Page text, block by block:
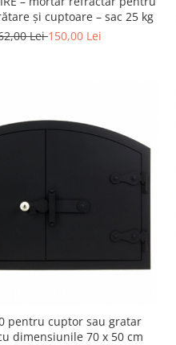
și cuptoare – sac 25 kg
Lei150,00 Lei
pentru cuptor sau gratar
dimensiunile 70 x 50 cm